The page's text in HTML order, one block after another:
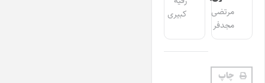
مرتضی
مجدفر
کبیری
چاپ